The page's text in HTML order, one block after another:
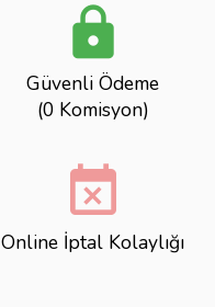
lock
Güvenli Ödeme
(0 Komisyon)
event_busy
Online İptal Kolaylığı